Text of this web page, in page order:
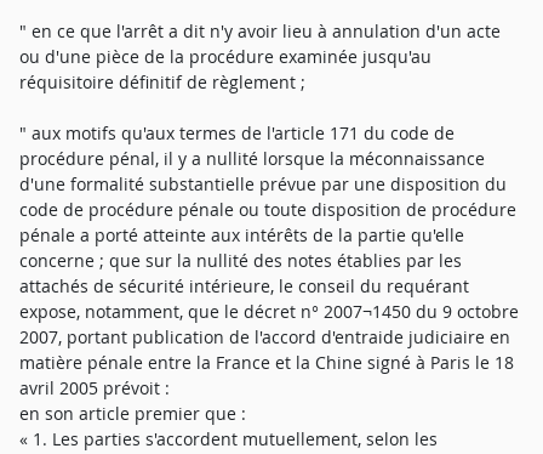
" en ce que l'arrêt a dit n'y avoir lieu à annulation d'un acte
ou d'une pièce de la procédure examinée jusqu'au
réquisitoire définitif de règlement ;
" aux motifs qu'aux termes de l'article 171 du code de
procédure pénal, il y a nullité lorsque la méconnaissance
d'une formalité substantielle prévue par une disposition du
code de procédure pénale ou toute disposition de procédure
pénale a porté atteinte aux intérêts de la partie qu'elle
concerne ; que sur la nullité des notes établies par les
attachés de sécurité intérieure, le conseil du requérant
expose, notamment, que le décret n° 2007¬1450 du 9 octobre
2007, portant publication de l'accord d'entraide judiciaire en
matière pénale entre la France et la Chine signé à Paris le 18
avril 2005 prévoit :
en son article premier que :
« 1. Les parties s'accordent mutuellement, selon les